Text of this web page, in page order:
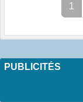
1
PUBLICITÉS